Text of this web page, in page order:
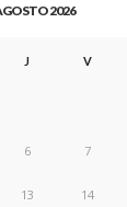
2026
J V
6 7
13 14